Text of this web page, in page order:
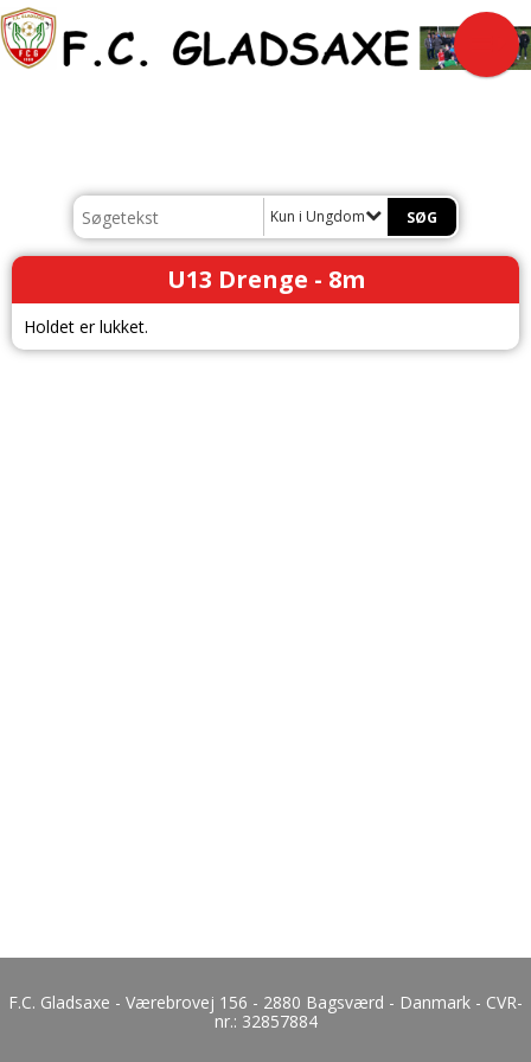
Kun i Ungdom
U13 Drenge - 8m
Holdet er lukket.
F.C. Gladsaxe - Værebrovej 156 - 2880 Bagsværd - Danmark - CVR-
nr.: 32857884